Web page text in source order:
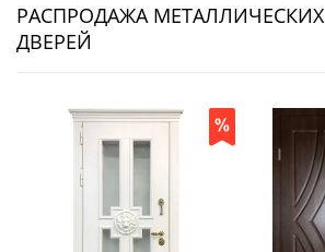
РАСПРОДАЖА МЕТАЛЛИЧЕСКИХ
ДВЕРЕЙ